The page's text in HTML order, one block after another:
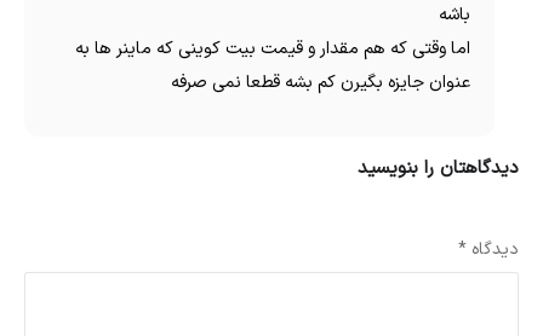
باشه
اما وقتی که هم مقدار و قیمت بیت کوینی که ماینر ها به
عنوان جایزه بگیرن کم بشه قطعا نمی صرفه
دیدگاهتان را بنویسید
دیدگاه *